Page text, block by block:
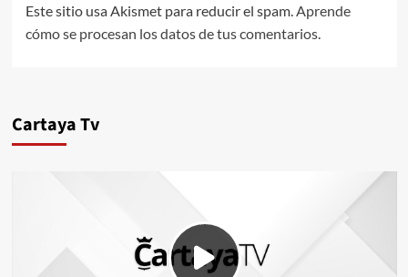
Este sitio usa Akismet para reducir el spam. Aprende
cómo se procesan los datos de tus comentarios.
Cartaya Tv